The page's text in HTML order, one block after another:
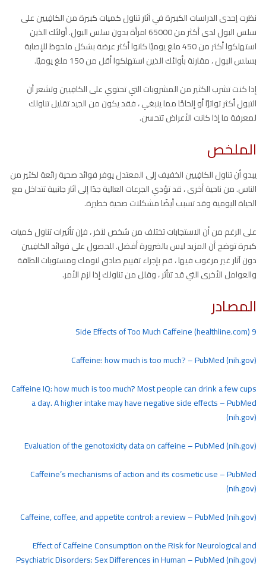
نظرت إحدى الدراسات الكبيرة في آثار تناول كميات كبيرة من الكافِيين على
سلس البول لدى أكثر من 65000 امرأة بدون سلس البول. أولئك الذين
استهلكوا أكثر من 450 ملغ يوميًا كانوا أكثر عرضة بشكل ملحوظ للإصابة
بسلس البول ، مقارنة بأولئك الذين استهلكوا أقل من 150 ملغ يوميًا.
إذا كنت تشرب الكثير من المشروبات التي تحتوي على الكافِيين وتشعر أن
التبول أكثر تواترًا أو إلحاحًا مما ينبغي ، فقد يكون من الجيد تقليل تناولك
لمعرفة ما إذا كانت الأعراض تتحسن.
الملخص
يبدو أن تناول الكافِيين الخفيف إلى المعتدل يوفر فوائد صحية رائعة لكثير من
الناس. من ناحية أخرى ، قد تؤدي الجرعات العالية جدًا إلى آثار جانبية تتداخل مع
الحياة اليومية وقد تسبب أيضًا مشكلات صحية خطيرة.
على الرغم من أن الاستجابات تختلف من شخص لآخر ، فإن تأثيرات تناول كميات
كبيرة توضح أن المزيد ليس بالضرورة أفضل. للحصول على فوائد الكافِيين
دون آثار غير مرغوب فيها ، قم بإجراء تقييم صادق لنومك ومستويات الطاقة
والعوامل الأخرى التي قد تتأثر ، وقلل من تناولك إذا لزم الأمر.
المصادر
9 Side Effects of Too Much Caffeine (healthline.com)
Caffeine: how much is too much? – PubMed (nih.gov)
Caffeine IQ: how much is too much? Most people can drink a few cups
a day. A higher intake may have negative side effects – PubMed
(nih.gov)
Evaluation of the genotoxicity data on caffeine – PubMed (nih.gov)
Caffeine’s mechanisms of action and its cosmetic use – PubMed
(nih.gov)
Caffeine, coffee, and appetite control: a review – PubMed (nih.gov)
Effect of Caffeine Consumption on the Risk for Neurological and
Psychiatric Disorders: Sex Differences in Human – PubMed (nih.gov)